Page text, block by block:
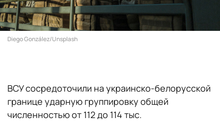
Diego González/Unsplash
ВСУ сосредоточили на украинско-белорусской
границе ударную группировку общей
численностью от 112 до 114 тыс.